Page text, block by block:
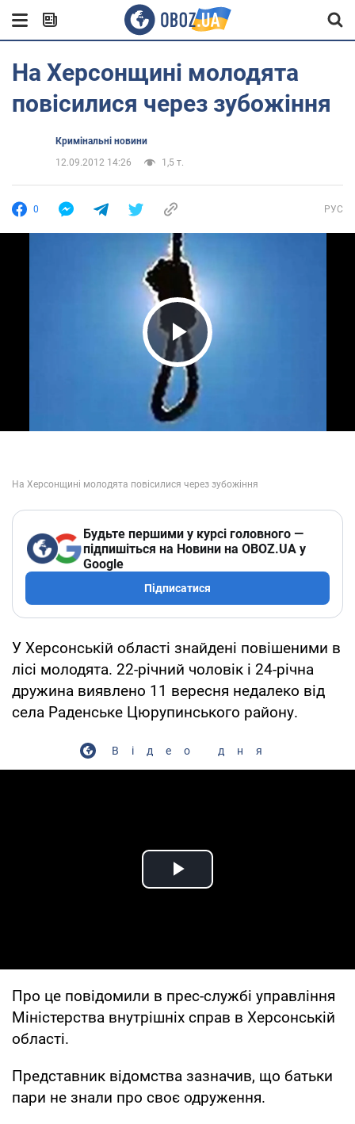
На Херсонщині молодята
повісилися через зубожіння
Кримінальні новини
12.09.2012 14:26
1,5 т.
0 РУС
Play Video
Будьте першими у курсі головного —
підпишіться на Новини на OBOZ.UA у
Google
Підписатися
У Херсонській області знайдені повішеними в
лісі молодята. 22-річний чоловік і 24-річна
дружина виявлено 11 вересня недалеко від
села Раденське Цюрупинського району.
Відео дня
Play Video
Про це повідомили в прес-службі управління
Міністерства внутрішніх справ в Херсонській
області.
Представник відомства зазначив, що батьки
пари не знали про своє одруження.